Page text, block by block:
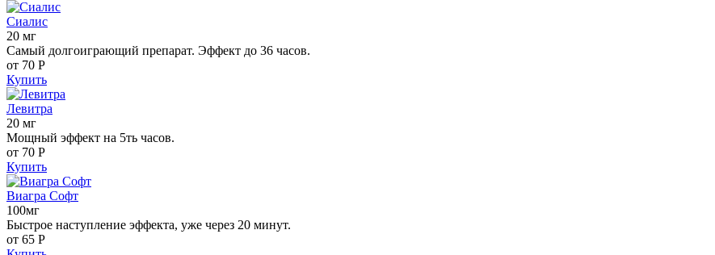
Сиалис
20 мг
Самый долгоиграющий препарат. Эффект до 36 часов.
от 70 Р
Купить
Левитра
20 мг
Мощный эффект на 5ть часов.
от 70 Р
Купить
Виагра Софт
100мг
Быстрое наступление эффекта, уже через 20 минут.
от 65 Р